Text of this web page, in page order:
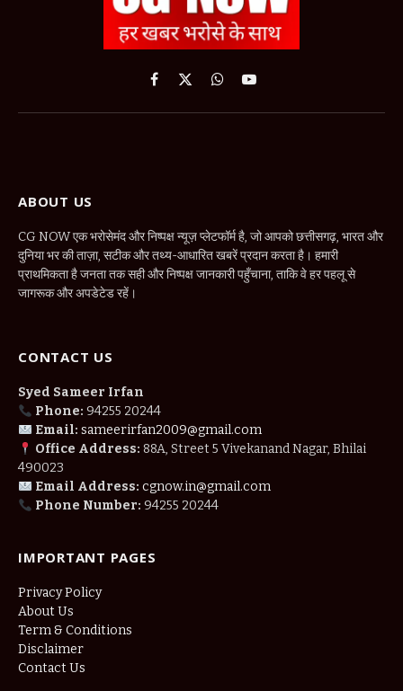
Facebook
X
WhatsApp
YouTube
ABOUT US
CG NOW एक भरोसेमंद और निष्पक्ष न्यूज़ प्लेटफॉर्म है, जो आपको छत्तीसगढ़, भारत और
दुनिया भर की ताज़ा, सटीक और तथ्य-आधारित खबरें प्रदान करता है। हमारी
प्राथमिकता है जनता तक सही और निष्पक्ष जानकारी पहुँचाना, ताकि वे हर पहलू से
जागरूक और अपडेटेड रहें।
CONTACT US
Syed Sameer Irfan
Phone: 94255 20244
Email: sameerirfan2009@gmail.com
Office Address: 88A, Street 5 Vivekanand Nagar, Bhilai
490023
Email Address: cgnow.in@gmail.com
Phone Number: 94255 20244
IMPORTANT PAGES
Privacy Policy
About Us
Term & Conditions
Disclaimer
Contact Us